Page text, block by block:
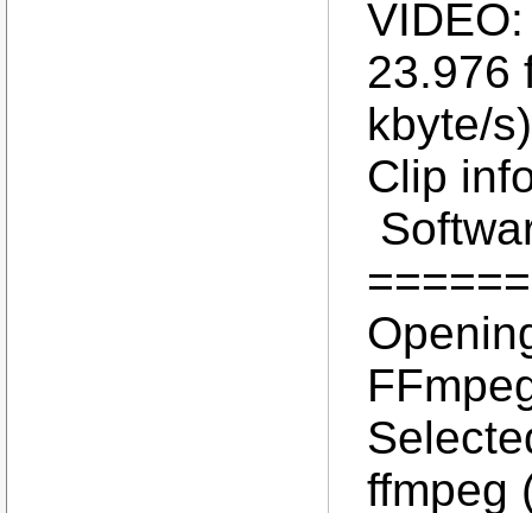
23.976
kbyte/s)
Clip
ffmpeg